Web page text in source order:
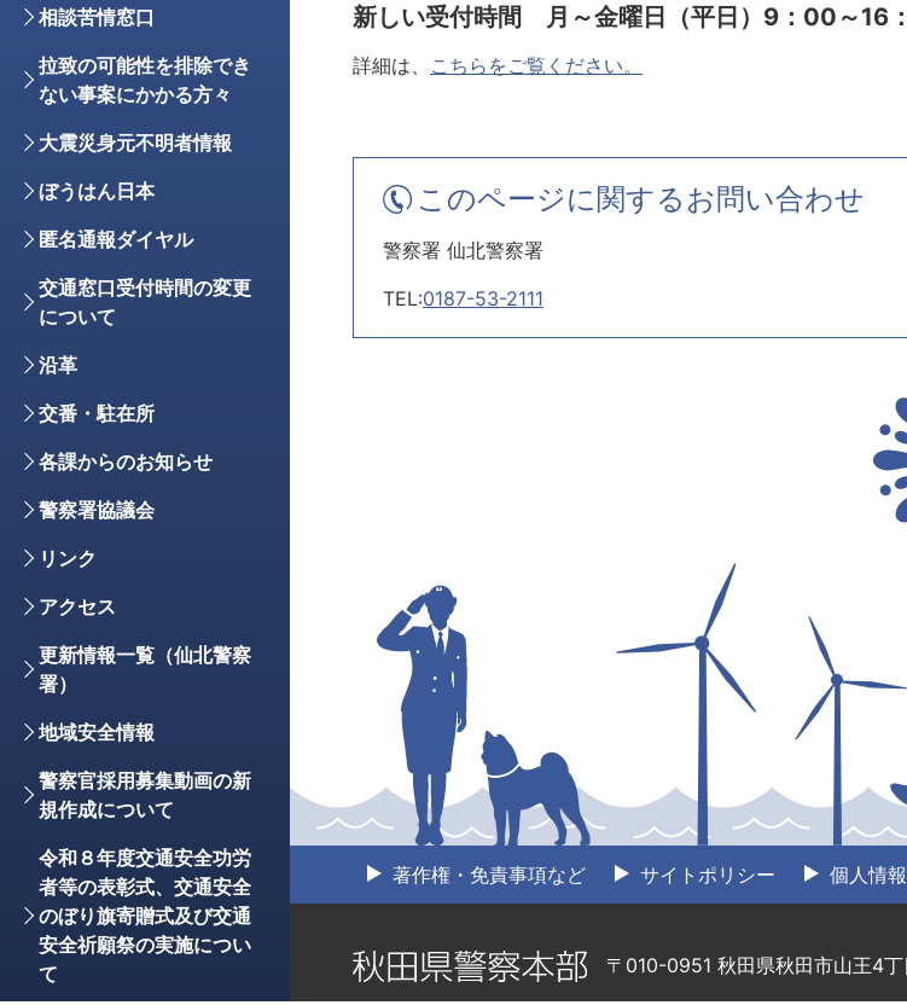
新しい受付時間 月～金曜日（平日）9：00～16
詳細は、 こちらをご覧ください。
このページに関するお問い合わせ
警察署 仙北警察署
TEL:0187-53-2111
相談苦情窓口
拉致の可能性を排除でき
ない事案にかかる方々
大震災身元不明者情報
ぼうはん日本
匿名通報ダイヤル
交通窓口受付時間の変更
について
沿革
交番・駐在所
各課からのお知らせ
警察署協議会
リンク
アクセス
更新情報一覧（仙北警察
署）
地域安全情報
警察官採用募集動画の新
規作成について
令和８年度交通安全功労
者等の表彰式、交通安全
のぼり旗寄贈式及び交通
安全祈願祭の実施につい
て
著作権・免責事項など サイトポリシー 個人情
〒010-0951 秋田県秋田市山王4丁